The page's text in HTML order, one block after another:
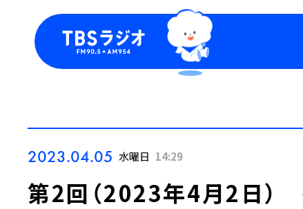
2023.04.05 水曜日 14:29
第2回（2023年4月2日）